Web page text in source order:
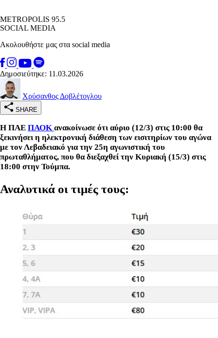
METROPOLIS 95.5
SOCIAL MEDIA
Ακολουθήστε μας στα social media
Δημοσιεύτηκε: 11.03.2026
Χρύσανθος Δοβλέτογλου
SHARE
Η ΠΑΕ ΠΑΟΚ ανακοίνωσε ότι αύριο (12/3) στις 10:00 θα
ξεκινήσει η ηλεκτρονική διάθεση των εισιτηρίων του αγώνα
με τον Λεβαδειακό για την 25η αγωνιστική του
πρωταθλήματος, που θα διεξαχθεί την Κυριακή (15/3) στις
18:00 στην Τούμπα.
Αναλυτικά οι τιμές τους: